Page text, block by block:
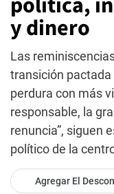
y dinero
Las
transición
perdura con más
responsable, la
renuncia”, siguen
político de la
Agregar El